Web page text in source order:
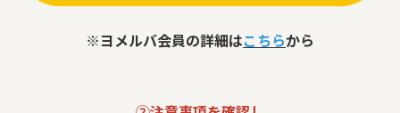
※ヨメルバ会員の詳細はこちらから